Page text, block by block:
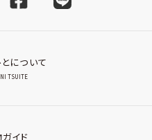
について
TSUITE
イド